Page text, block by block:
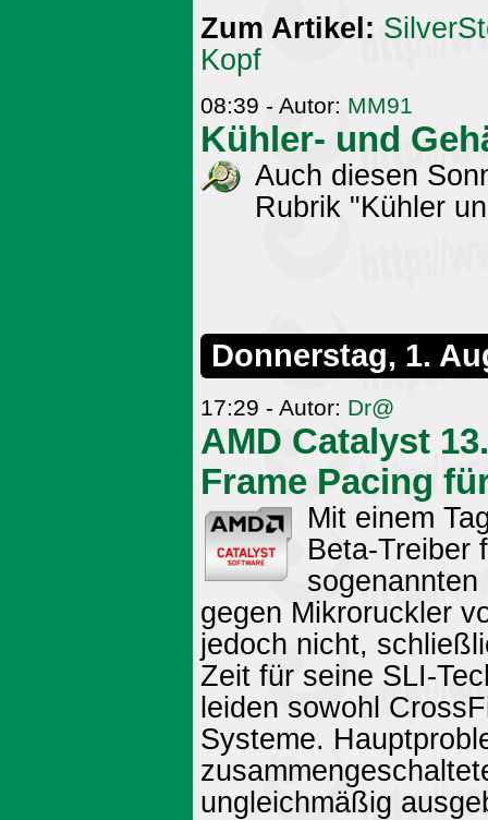
Zum Artikel:
Kopf
08:39 - Autor: MM91
Kühler- und
Auch diesen
Rubrik "Kühler
Donnerstag, 1.
17:29 - Autor: Dr@
AMD Catalyst
Frame Pacing
Mit einem
Beta-Treiber
sogenannten
gegen Mikroruckler
jedoch nicht,
Zeit für seine SLI-
leiden sowohl
Systeme.
ungleichmäßig